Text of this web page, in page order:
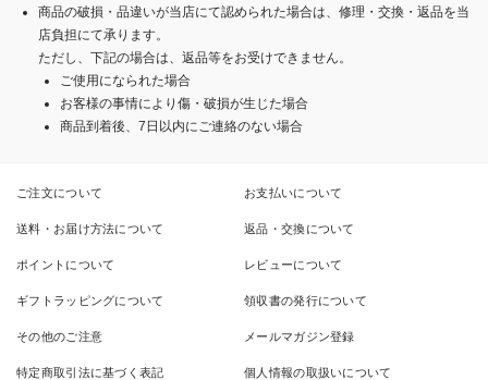
商品の破損・品違いが当店にて認められた場合は、修理・交換・返品を当
店負担にて承ります。
ただし、下記の場合は、返品等をお受けできません。
ご使用になられた場合
お客様の事情により傷・破損が生じた場合
商品到着後、7日以内にご連絡のない場合
ご注文について お支払いについて
送料・お届け方法について 返品・交換について
ポイントについて レビューについて
ギフトラッピングについて 領収書の発行について
その他のご注意 メールマガジン登録
特定商取引法に基づく表記 個人情報の取扱いについて